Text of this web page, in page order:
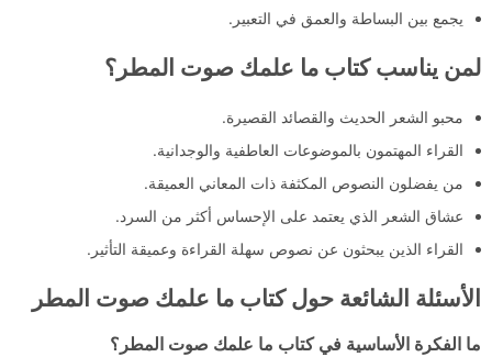
يجمع بين البساطة والعمق في التعبير.
لمن يناسب كتاب ما علمك صوت المطر؟
محبو الشعر الحديث والقصائد القصيرة.
القراء المهتمون بالموضوعات العاطفية والوجدانية.
من يفضلون النصوص المكثفة ذات المعاني العميقة.
عشاق الشعر الذي يعتمد على الإحساس أكثر من السرد.
القراء الذين يبحثون عن نصوص سهلة القراءة وعميقة التأثير.
الأسئلة الشائعة حول كتاب ما علمك صوت المطر
ما الفكرة الأساسية في كتاب ما علمك صوت المطر؟